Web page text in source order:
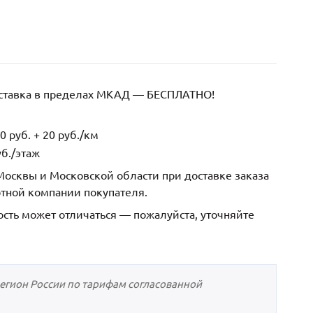
в пределах МКАД — БЕСПЛАТНО!
руб. + 20 руб./км
этаж
и Московской области при доставке заказа
компании покупателя.
может отличаться — пожалуйста, уточняйте
России по тарифам согласованной